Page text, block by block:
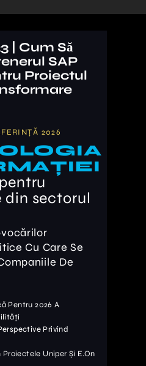
2026
sectorul
Cu Care Se
De
Pentru 2026 A
Privind
Uniper Și E.On